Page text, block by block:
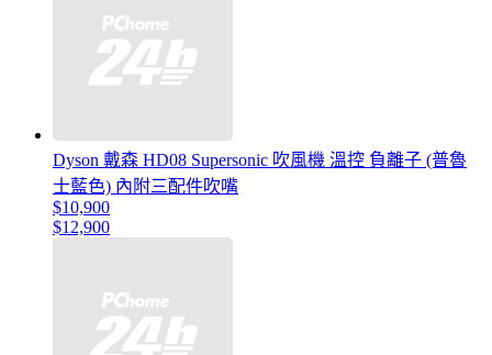
Dyson 戴森 HD08 Supersonic 吹風機 溫控 負離子 (普魯
士藍色) 內附三配件吹嘴
$10,900
$12,900